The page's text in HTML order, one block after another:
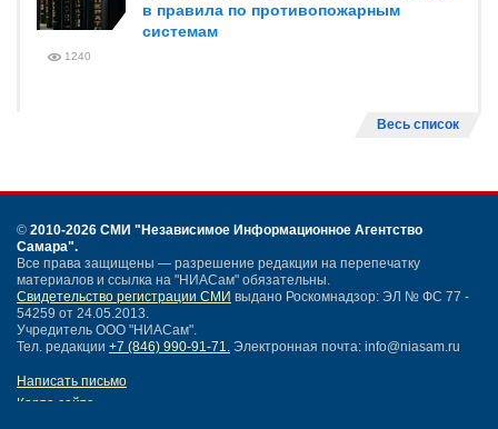
в правила по противопожарным
системам
1240
Весь список
© 2010-2026 СМИ "Независимое Информационное Агентство
Самара".
Все права защищены — разрешение редакции на перепечатку
материалов и ссылка на "НИАСам" обязательны.
Свидетельство регистрации СМИ выдано Роскомнадзор: ЭЛ № ФС 77 -
54259 от 24.05.2013.
Учредитель ООО "НИАСам".
Тел. редакции +7 (846) 990-91-71. Электронная почта: info@niasam.ru
Написать письмо
Карта сайта